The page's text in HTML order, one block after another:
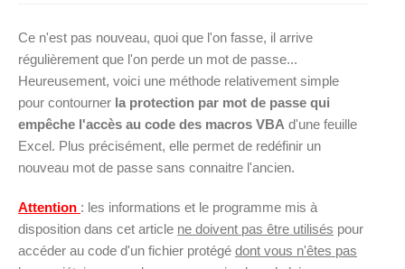
Ce n'est pas nouveau, quoi que l'on fasse, il arrive
régulièrement que l'on perde un mot de passe...
Heureusement, voici une méthode relativement simple
pour contourner la protection par mot de passe qui
empêche l'accès au code des macros VBA d'une feuille
Excel. Plus précisément, elle permet de redéfinir un
nouveau mot de passe sans connaitre l'ancien.
Attention : les informations et le programme mis à
disposition dans cet article ne doivent pas être utilisés pour
accéder au code d'un fichier protégé dont vous n'êtes pas